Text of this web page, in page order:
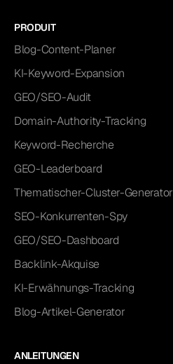
PRODUIT
Blog-Content-Planer
KI-Keyword-Expansion
GEO/SEO-Audit
Domain-Authority-Tracking
Keyword-Recherche
GEO-Leaderboard
Thematischer-Cluster-Generator
SEO-Konkurrenten-Spy
GEO/SEO-Dashboard
Backlink-Akquise
KI-Erwähnungs-Tracking
Blog-Artikel-Generator
ANLEITUNGEN